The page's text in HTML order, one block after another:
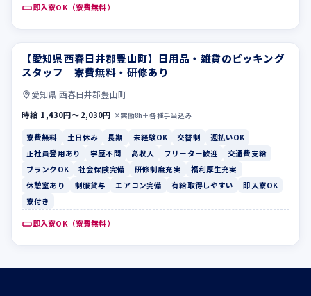
即入寮OK（寮費無料）
寮費無料 土日休み
【愛知県西春日井郡豊山町】日用品・雑貨のピッキング
スタッフ｜寮費無料・研修あり
愛知県 西春日井郡豊山町
時給 1,430円〜2,030円 ×実働8h＋各種手当込み
寮費無料 土日休み 長期 未経験OK 交替制
週払いOK
正社員登用あり
学歴不問 高収入 フリーター歓迎
交通費支給
ブランクOK
社会保険完備 研修制度充実
福利厚生充実
休憩室あり
制服貸与 エアコン完備 有給取得しやすい
即入寮OK
寮付き
即入寮OK（寮費無料）